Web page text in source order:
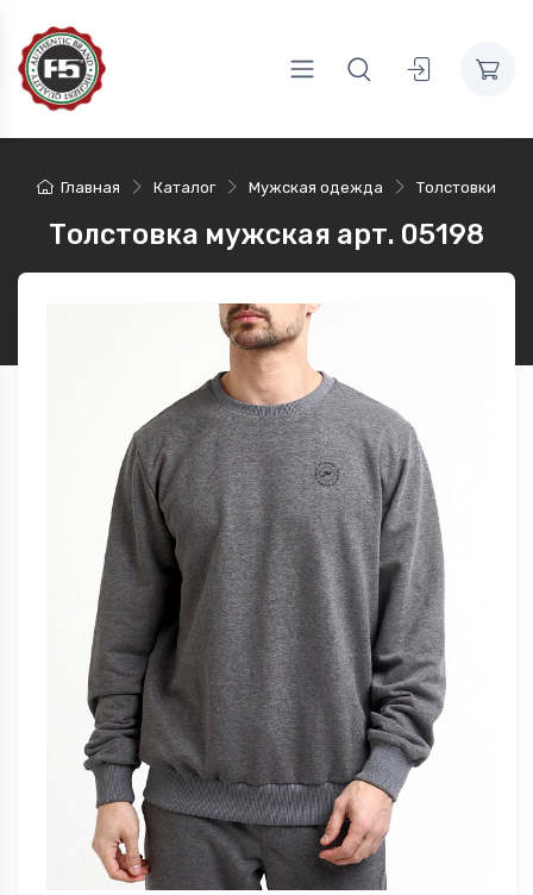
Главная Каталог Мужская одежда Толстовки
Толстовка мужская арт. 05198